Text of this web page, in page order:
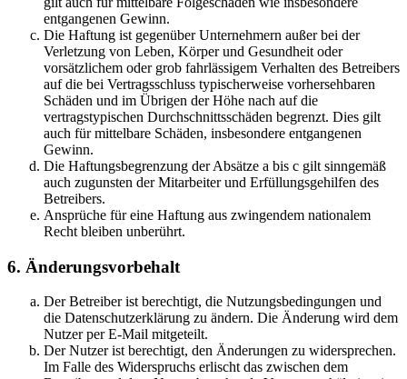
entgangenen Gewinn.
Die Haftung ist gegenüber Unternehmern außer bei der
Verletzung von Leben, Körper und Gesundheit oder
vorsätzlichem oder grob fahrlässigem Verhalten des Betreibers
auf die bei Vertragsschluss typischerweise vorhersehbaren
Schäden und im Übrigen der Höhe nach auf die
vertragstypischen Durchschnittsschäden begrenzt. Dies gilt
auch für mittelbare Schäden, insbesondere entgangenen
Gewinn.
Die Haftungsbegrenzung der Absätze a bis c gilt sinngemäß
auch zugunsten der Mitarbeiter und Erfüllungsgehilfen des
Betreibers.
Ansprüche für eine Haftung aus zwingendem nationalem
Recht bleiben unberührt.
6. Änderungsvorbehalt
Der Betreiber ist berechtigt, die Nutzungsbedingungen und
die Datenschutzerklärung zu ändern. Die Änderung wird dem
Nutzer per E-Mail mitgeteilt.
Der Nutzer ist berechtigt, den Änderungen zu widersprechen.
Im Falle des Widerspruchs erlischt das zwischen dem